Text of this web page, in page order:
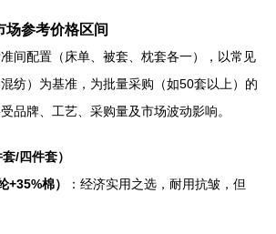
场参考价格区间
间配置（床单、被套、枕套各一），以常见
纺）为基准，为批量采购（如50套以上）的
品牌、工艺、采购量及市场波动影响。
/四件套）
+35%棉）
：经济实用之选，耐用抗皱，但